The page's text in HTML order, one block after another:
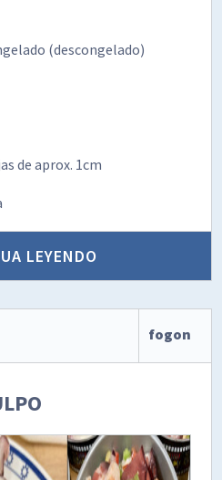
(descongelado)
de aprox. 1cm
LEYENDO
fogon